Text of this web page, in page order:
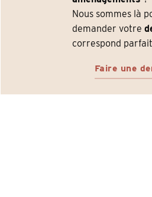
Nous sommes là
demander votre
correspond
Faire une